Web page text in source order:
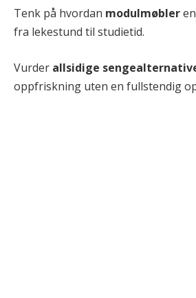
Tenk på hvordan modulmøbler
fra lekestund til studietid.
Vurder allsidige
oppfriskning uten en fullstendig